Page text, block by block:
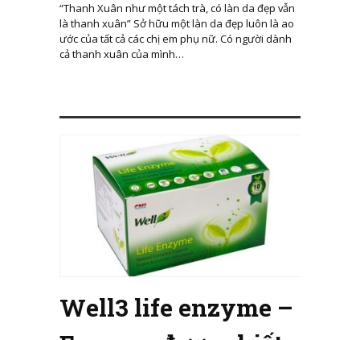
“Thanh Xuân như một tách trà, có làn da đẹp vẫn
là thanh xuân” Sở hữu một làn da đẹp luôn là ao
ước của tất cả các chị em phụ nữ. Có người dành
cả thanh xuân của mình…
Well3 life enzyme –